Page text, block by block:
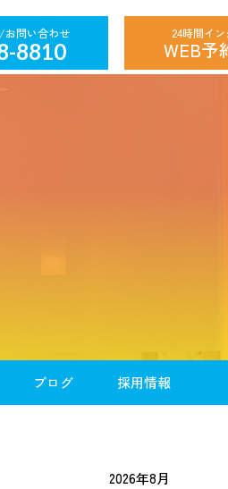
8810
24時間イ
WEB予
ブログ 採用情報
2026年8月